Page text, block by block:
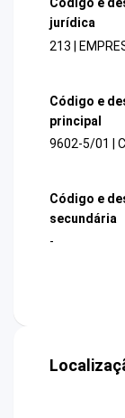
Código e
jurídica
213 |
Código e
principal
9602-5/01 |
Código e
secundária
-